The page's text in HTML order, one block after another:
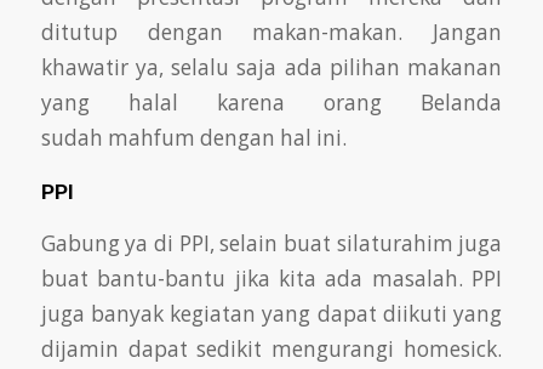
ditutup dengan makan-makan. Jangan
khawatir ya, selalu saja ada pilihan makanan
yang halal karena orang Belanda
sudah mahfum dengan hal ini.
PPI
Gabung ya di PPI, selain buat silaturahim juga
buat bantu-bantu jika kita ada masalah. PPI
juga banyak kegiatan yang dapat diikuti yang
dijamin dapat sedikit mengurangi homesick.